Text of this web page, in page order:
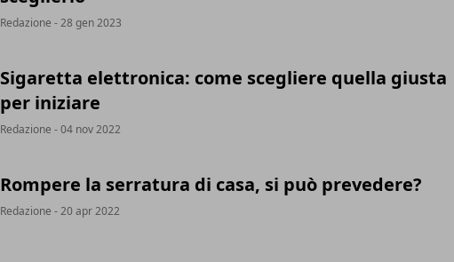
Redazione - 28 gen 2023
Sigaretta elettronica: come scegliere quella giusta
per iniziare
Redazione - 04 nov 2022
Rompere la serratura di casa, si può prevedere?
Redazione - 20 apr 2022